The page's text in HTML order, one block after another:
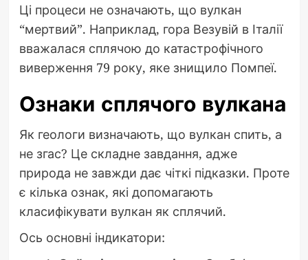
Ці процеси не означають, що вулкан
“мертвий”. Наприклад, гора Везувій в Італії
вважалася сплячою до катастрофічного
виверження 79 року, яке знищило Помпеї.
Ознаки сплячого вулкана
Як геологи визначають, що вулкан спить, а
не згас? Це складне завдання, адже
природа не завжди дає чіткі підказки. Проте
є кілька ознак, які допомагають
класифікувати вулкан як сплячий.
Ось основні індикатори: